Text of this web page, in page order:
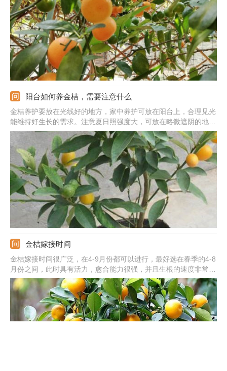
多反而对过冬不利。
阳台如何养金桔，需要注意什么
金桔养护要放在光线好的地方，家中养护可放在阳台上，合理见光
能维持好生长的需求。注意夏日照强度大，可放在略微遮阴的地
方。它在喜湿润但忌积水，生长时期合理浇水，环境干燥时向叶片
喷水。要求肥水合理，生长期施氮肥，开花后多施磷肥。金桔喜欢
凉爽，冬季移到室内保暖。
金桔嫁接时间
金桔嫁接时间很广泛，在4-9月份都可以进行，最好选在春季的4-8
月份之间，此时具有活力，愈合能力很强，并且生根的速度非常
快，其次还可以选择夏季和秋季，不能选在寒冷的冬季。嫁接方法
可以用枝接和芽接，前者选取健壮的枝条，后者是从枝条上取下饱
满的芽。